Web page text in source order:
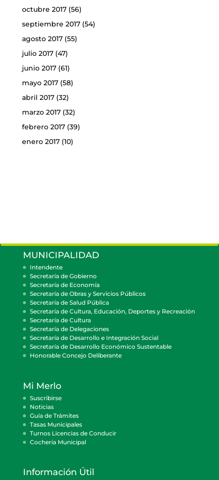
octubre 2017(56)
septiembre 2017(54)
agosto 2017(55)
julio 2017(47)
junio 2017(61)
mayo 2017(58)
abril 2017(32)
marzo 2017(32)
febrero 2017(39)
enero 2017(10)
MUNICIPALIDAD
Intendente
Secretaría de Gobierno
Secretaría de Economía
Secretaría de Obras y Servicios Públicos
Secretaría de Salud Pública
Secretaría de Cultura, Educación, Deportes y Recreación
Secretaría de Cultura
Secretaría de Delegaciones
Secretaría de Desarrollo e Integración Social
Secretaría de Desarrollo Económico Sustentable
Honorable Concejo Deliberante
Mi Merlo
Suscribirse
Noticias
Guía de Trámites
Tasas Municipales
Turnos Licencias de Conducir
Cocheria Municipal
Información Útil